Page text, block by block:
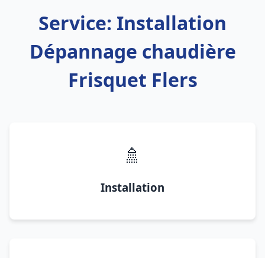
Service: Installation
Dépannage chaudière
Frisquet Flers
🚿
Installation